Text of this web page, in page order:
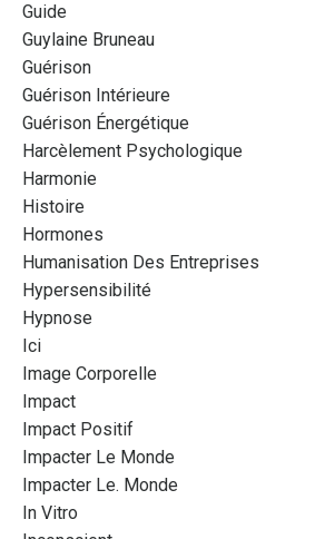
Guide
Guylaine Bruneau
Guérison
Guérison Intérieure
Guérison Énergétique
Harcèlement Psychologique
Harmonie
Histoire
Hormones
Humanisation Des Entreprises
Hypersensibilité
Hypnose
Ici
Image Corporelle
Impact
Impact Positif
Impacter Le Monde
Impacter Le. Monde
In Vitro